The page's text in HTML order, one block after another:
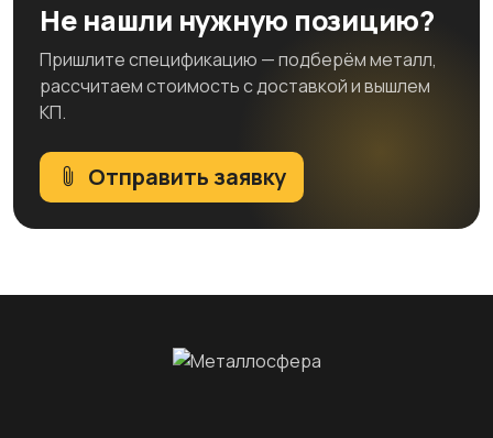
Не нашли нужную позицию?
Пришлите спецификацию — подберём металл,
рассчитаем стоимость с доставкой и вышлем
КП.
Отправить заявку